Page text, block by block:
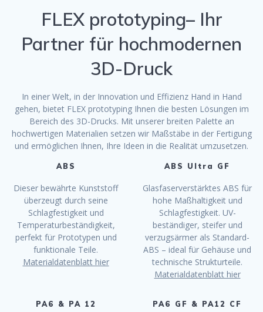
FLEX prototyping– Ihr
Partner für hochmodernen
3D-Druck
In einer Welt, in der Innovation und Effizienz Hand in Hand
gehen, bietet FLEX prototyping Ihnen die besten Lösungen im
Bereich des 3D-Drucks. Mit unserer breiten Palette an
hochwertigen Materialien setzen wir Maßstäbe in der Fertigung
und ermöglichen Ihnen, Ihre Ideen in die Realität umzusetzen.
ABS
Dieser bewährte Kunststoff
überzeugt durch seine
Schlagfestigkeit und
Temperaturbeständigkeit,
perfekt für Prototypen und
funktionale Teile.
Materialdatenblatt hier
ABS Ultra GF
Glasfaserverstärktes ABS für
hohe Maßhaltigkeit und
Schlagfestigkeit. UV-
beständiger, steifer und
verzugsärmer als Standard-
ABS – ideal für Gehäuse und
technische Strukturteile.
Materialdatenblatt hier
PA6 & PA 12 PA6 GF & PA12 CF